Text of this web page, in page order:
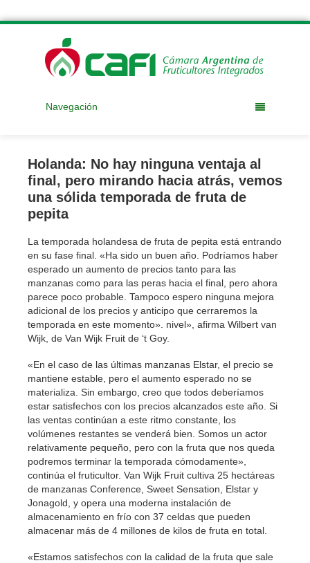
Navegación
Holanda: No hay ninguna ventaja al
final, pero mirando hacia atrás, vemos
una sólida temporada de fruta de
pepita
La temporada holandesa de fruta de pepita está entrando
en su fase final. «Ha sido un buen año. Podríamos haber
esperado un aumento de precios tanto para las
manzanas como para las peras hacia el final, pero ahora
parece poco probable. Tampoco espero ninguna mejora
adicional de los precios y anticipo que cerraremos la
temporada en este momento». nivel», afirma Wilbert van
Wijk, de Van Wijk Fruit de ‘t Goy.
«En el caso de las últimas manzanas Elstar, el precio se
mantiene estable, pero el aumento esperado no se
materializa. Sin embargo, creo que todos deberíamos
estar satisfechos con los precios alcanzados este año. Si
las ventas continúan a este ritmo constante, los
volúmenes restantes se venderá bien. Somos un actor
relativamente pequeño, pero con la fruta que nos queda
podremos terminar la temporada cómodamente»,
continúa el fruticultor. Van Wijk Fruit cultiva 25 hectáreas
de manzanas Conference, Sweet Sensation, Elstar y
Jonagold, y opera una moderna instalación de
almacenamiento en frío con 37 celdas que pueden
almacenar más de 4 millones de kilos de fruta en total.
«Estamos satisfechos con la calidad de la fruta que sale